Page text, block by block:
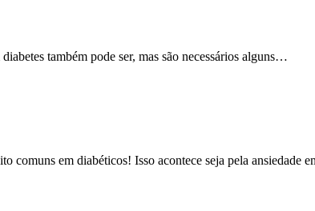
também pode ser, mas são necessários alguns…
comuns em diabéticos! Isso acontece seja pela ansiedade